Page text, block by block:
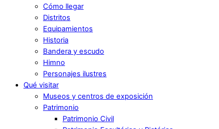
Cómo llegar
Distritos
Equipamientos
Historia
Bandera y escudo
Himno
Personajes ilustres
Qué visitar
Museos y centros de exposición
Patrimonio
Patrimonio Civil